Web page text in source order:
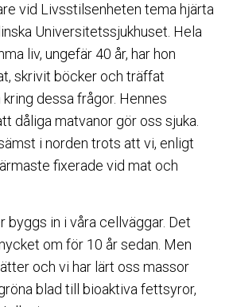
vid Livsstilsenheten tema hjärta
Universitetssjukhuset. Hela
liv, ungefär 40 år, har hon
skrivit böcker och träffat
dessa frågor. Hennes
dåliga matvanor gör oss sjuka.
i norden trots att vi, enligt
fixerade vid mat och
byggs in i våra cellväggar. Det
om för 10 år sedan. Men
och vi har lärt oss massor
blad till bioaktiva fettsyror,